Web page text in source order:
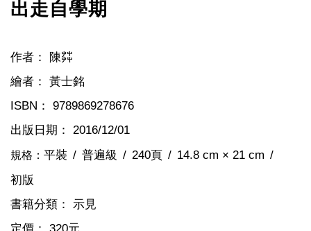
出走自學期
作者：
陳茻
繪者： 黃士銘
ISBN： 9789869278676
出版日期： 2016/12/01
規格： 平裝 普遍級 240頁
14.8 cm × 21 cm
初版
書籍分類： 示見